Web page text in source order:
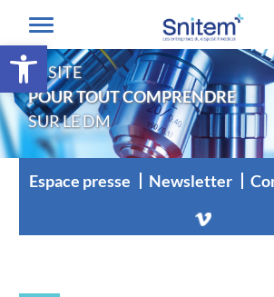
Ouvrir la barre
LE SITE
POUR TOUT COMPRENDRE
SUR LE DM
Espace presse Newsletter